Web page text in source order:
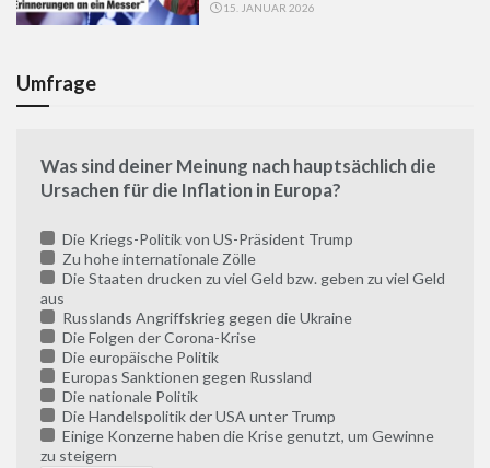
15. JANUAR 2026
Umfrage
Was sind deiner Meinung nach hauptsächlich die
Ursachen für die Inflation in Europa?
Die Kriegs-Politik von US-Präsident Trump
Zu hohe internationale Zölle
Die Staaten drucken zu viel Geld bzw. geben zu viel Geld
aus
Russlands Angriffskrieg gegen die Ukraine
Die Folgen der Corona-Krise
Die europäische Politik
Europas Sanktionen gegen Russland
Die nationale Politik
Die Handelspolitik der USA unter Trump
Einige Konzerne haben die Krise genutzt, um Gewinne
zu steigern